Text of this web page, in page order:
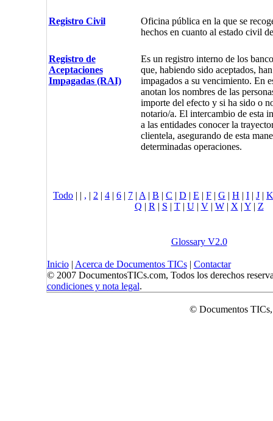
Registro Civil
Oficina pública en la que se
hechos en cuanto al estado civil
Registro de
Aceptaciones
Impagadas (RAI)
Es un registro interno de los
que, habiendo sido aceptados,
impagados a su vencimiento. En
anotan los nombres de las
importe del efecto y si ha sido o
notario/a. El intercambio de esta
a las entidades conocer la
clientela, asegurando de esta
determinadas operaciones.
Todo | | , | 2 | 4 | 6 | 7 | A | B | C | D | E | F | G | H | I | J | K
Q | R | S | T| U| V| W| X | Y| Z
Glossary V2.0
Inicio| Acerca de Documentos TICs| Contactar
© 2007 DocumentosTICs.com, Todos los derechos
condiciones y nota legal.
© Documentos